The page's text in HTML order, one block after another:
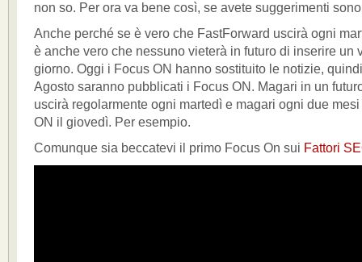
non so. Per ora va bene così, se avete suggerimenti
Anche perché se è vero che FastForward uscirà ogni
è anche vero che nessuno vieterà in futuro di inserire un
giorno. Oggi i Focus ON hanno sostituito le notizie,
Agosto saranno pubblicati i Focus ON. Magari in un
uscirà regolarmente ogni martedì e magari ogni due
ON il giovedì. Per esempio.
Comunque sia beccatevi il primo Focus On sui Fattori